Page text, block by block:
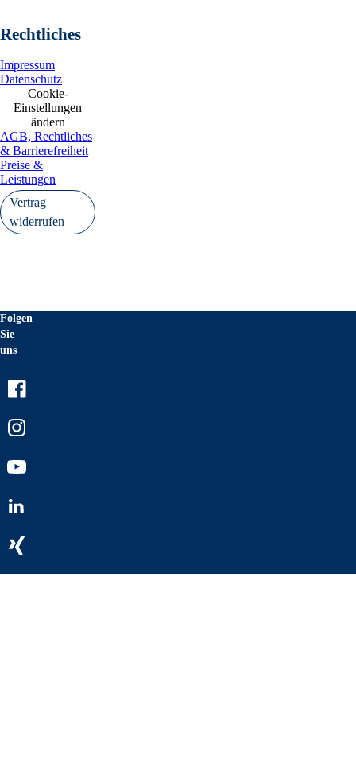
Rechtliches
Impressum
Datenschutz
Cookie-
Einstellungen
ändern
AGB, Rechtliches
& Barrierefreiheit
Preise &
Leistungen
Vertrag
widerrufen
Folgen
Sie
uns
Youtube